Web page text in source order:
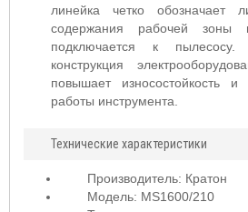
линейка четко обозначает
содержания рабочей зоны
подключается к пылесосу.
конструкция
повышает износостойкость и
работы инструмента.
Технические характеристики
Производитель: Кратон
Модель: MS1600/210